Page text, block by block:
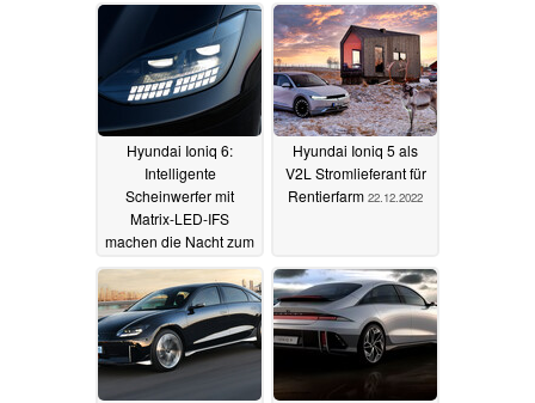
Hyundai Ioniq 6:
Intelligente
Scheinwerfer mit
Matrix-LED-IFS
machen die Nacht zum
Tag15.04.2023
Hyundai Ioniq 5 als
V2L Stromlieferant für
Rentierfarm 22.12.2022